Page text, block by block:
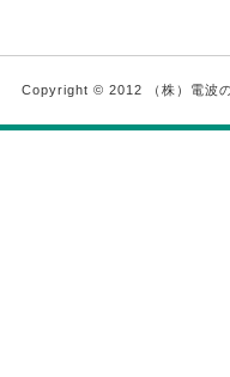
Copyright © 2012 （株）電波